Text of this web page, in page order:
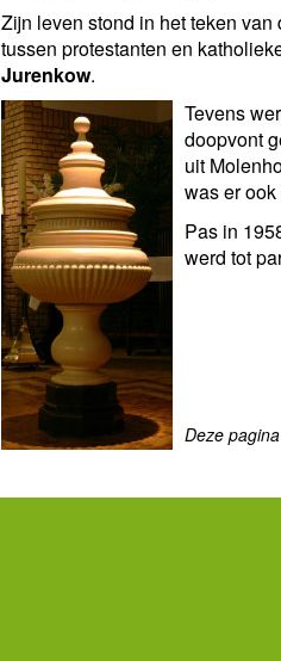
Zijn leven stond in het teken
tussen protestanten en
Jurenkow.
Tevens
doopvont
uit
was er
Pas in
werd tot
Deze